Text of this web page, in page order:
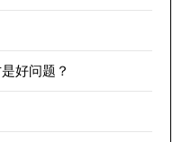
好问题？